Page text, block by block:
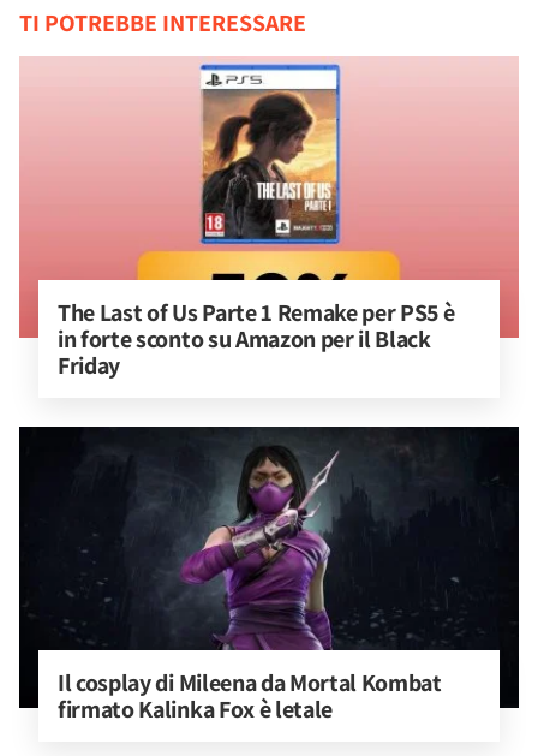
TI POTREBBE INTERESSARE
The Last of Us Parte 1 Remake per PS5 è
in forte sconto su Amazon per il Black
Friday
Il cosplay di Mileena da Mortal Kombat
firmato Kalinka Fox è letale